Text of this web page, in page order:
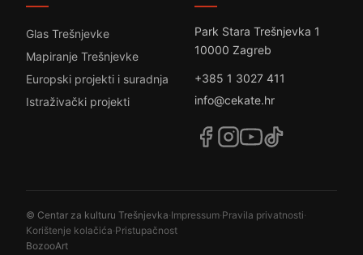
Glas Trešnjevke
Mapiranje Trešnjevke
Europski projekti i suradnja
Istraživački projekti
Park Stara Trešnjevka 1
10000 Zagreb
+385 1 3027 411
info@cekate.hr
© Centar za kulturu Trešnjevka·Impressum·Pravila privatnosti·
Korištenje kolačića·Pristupačnost
BozooArt